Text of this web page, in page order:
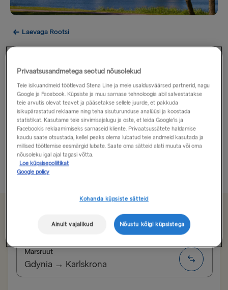
Laevaga Rootsi
Kalmar
Kauni ajaloolise linnana, milles on tunda rannikulinna
hõngu, pole Kalmar vaid lihtsalt reisisihtkoht: see on
ajarännak. Arhitektuur ja vanalinn sulanduvad
kaasaegsete hoonete ka moodsate majutusasutustega,
et tuua teieni mõlemast maailmast parim...
Loe rohkem
üks suund, auto ja juhi eest
Marsruut
Gdynia → Karlskrona
Privaatsusandmetega seotud nõusolekud
Teie isikuandmeid töötlevad Stena Line ja meie usaldusväärsed partnerid, nagu
Google ja Facebook. Küpsiste ja muu sarnase tehnoloogia abil salvestatakse
teie arvutis olevat teavet ja pääsetakse sellele juurde, et pakkuda
isikupärastatud reklaame ning teha sisuturunduse analüüsi ja koostada
statistikat. Kasutame teie sirvimisajalugu ja oste, et leida Google'is ja
Facebookis reklaamimiseks sarnaseid kliente. Privaatsussätete haldamise
kaudu saate otsustada, kellel peaks olema lubatud teie andmeid kasutada ja
millised töötlemise eesmärgid lubate. Saate oma sätteid alati muuta või oma
nõusoleku igal ajal tagasi võtta.
Loe küpsisepoliitikat
Google policy
Kohanda küpsiste sätteid
Ainult vajalikud Nõustu kõigi küpsistega